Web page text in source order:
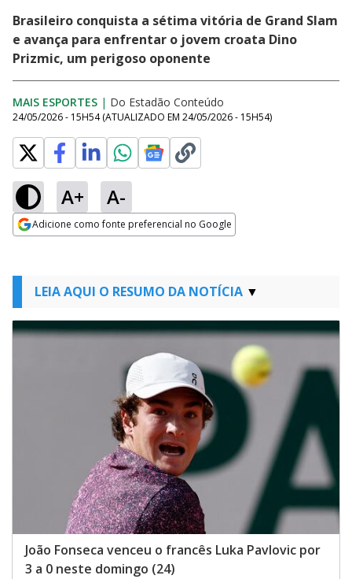
Brasileiro conquista a sétima vitória de Grand Slam
e avança para enfrentar o jovem croata Dino
Prizmic, um perigoso oponente
MAIS ESPORTES | Do Estadão Conteúdo
24/05/2026 - 15H54 (ATUALIZADO EM 24/05/2026 - 15H54)
A+ A-
Adicione como fonte preferencial no Google
LEIA AQUI O RESUMO DA NOTÍCIA
João Fonseca venceu o francês Luka Pavlovic por
3 a 0 neste domingo (24)